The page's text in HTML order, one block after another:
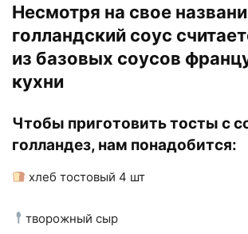
Несмотря на свое
голландский соус
из базовых соусов
кухни
Чтобы приготовить тосты с
голландез, нам понадобится:
хлеб тостовый 4 шт
творожный сыр